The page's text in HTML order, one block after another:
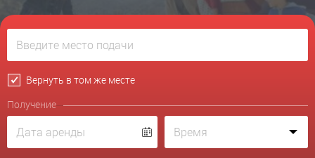
Вернуть в том же месте
Получение